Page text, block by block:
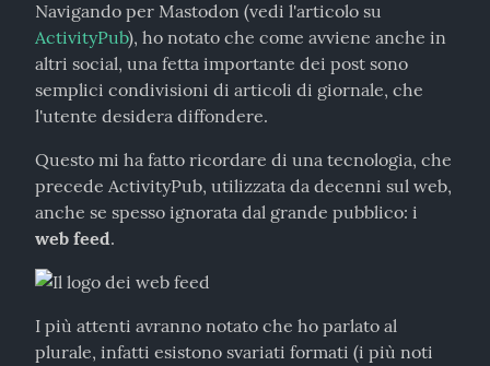
ActivityPub), ho notato che come avviene anche in
altri social, una fetta importante dei post sono
semplici condivisioni di articoli di giornale, che
l'utente desidera diffondere.
Questo mi ha fatto ricordare di una tecnologia, che
precede ActivityPub, utilizzata da decenni sul web,
web feed.
I più attenti avranno notato che ho parlato al
plurale, infatti esistono svariati formati (i più noti